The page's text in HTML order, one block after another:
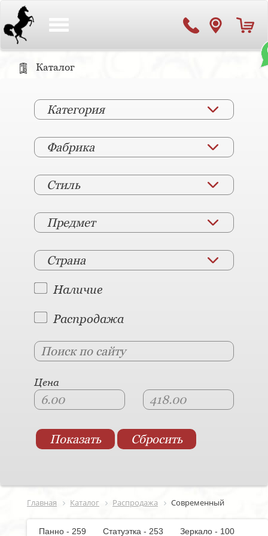
Каталог
Категория
Фабрика
Стиль
Предмет
Страна
Наличие
Распродажа
Цена
Главная Каталог Распродажа Современный
Панно - 259 Статуэтка - 253
Зеркало - 100